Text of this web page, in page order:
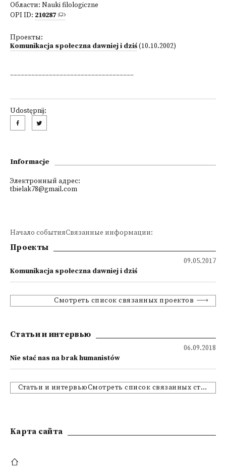
Области: Nauki filologiczne
OPI ID: 210287
Проекты:
Komunikacja społeczna dawniej i dziś(10.10.2002)
___________________________________
Udostępnij:
Informacje
Электронный адрес:
tbielak78@gmail.com
Начало событияСвязанные информации:
Проекты
09.05.2017
Komunikacja społeczna dawniej i dziś
Смотреть список связанных проектов
Статьи и интервью
06.09.2018
Nie stać nas na brak humanistów
Статьи и интервьюСмотреть список связанных статей и интервью
Kарта сайта